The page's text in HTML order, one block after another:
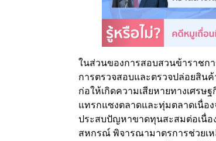
ในส่วนของการสอบสวนข้าราชก
การตรวจสอบและตรวจปล่อยสิน
ก่อให้เกิดความเสียหายทางเศรษ
แทรกแซงตลาดและทุ่มตลาดเนื่อ
ประสบปัญหาขาดทุนสะสมต่อเนื่อง
สหกรณ์ พิจารณามาตรการช่วยเห